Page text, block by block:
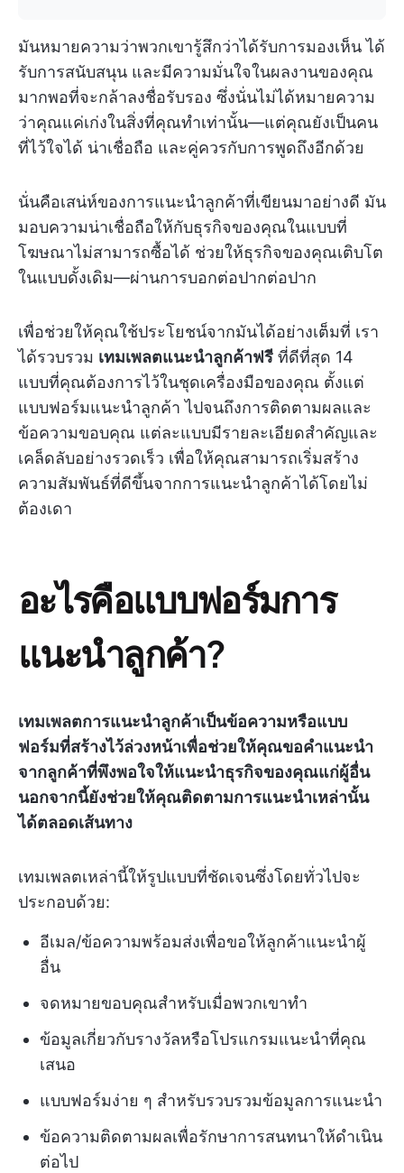
มันหมายความว่าพวกเขารู้สึกว่าได้รับการมองเห็น ได้
รับการสนับสนุน และมีความมั่นใจในผลงานของคุณ
มากพอที่จะกล้าลงชื่อรับรอง ซึ่งนั่นไม่ได้หมายความ
ว่าคุณแค่เก่งในสิ่งที่คุณทำเท่านั้น—แต่คุณยังเป็นคน
ที่ไว้ใจได้ น่าเชื่อถือ และคู่ควรกับการพูดถึงอีกด้วย
นั่นคือเสน่ห์ของการแนะนำลูกค้าที่เขียนมาอย่างดี มัน
มอบความน่าเชื่อถือให้กับธุรกิจของคุณในแบบที่
โฆษณาไม่สามารถซื้อได้ ช่วยให้ธุรกิจของคุณเติบโต
ในแบบดั้งเดิม—ผ่านการบอกต่อปากต่อปาก
เพื่อช่วยให้คุณใช้ประโยชน์จากมันได้อย่างเต็มที่ เรา
ได้รวบรวม เทมเพลตแนะนำลูกค้าฟรี ที่ดีที่สุด 14
แบบที่คุณต้องการไว้ในชุดเครื่องมือของคุณ ตั้งแต่
แบบฟอร์มแนะนำลูกค้า ไปจนถึงการติดตามผลและ
ข้อความขอบคุณ แต่ละแบบมีรายละเอียดสำคัญและ
เคล็ดลับอย่างรวดเร็ว เพื่อให้คุณสามารถเริ่มสร้าง
ความสัมพันธ์ที่ดีขึ้นจากการแนะนำลูกค้าได้โดยไม่
ต้องเดา
อะไรคือแบบฟอร์มการ
แนะนำลูกค้า?
เทมเพลตการแนะนำลูกค้าเป็นข้อความหรือแบบ
ฟอร์มที่สร้างไว้ล่วงหน้าเพื่อช่วยให้คุณขอคำแนะนำ
จากลูกค้าที่พึงพอใจให้แนะนำธุรกิจของคุณแก่ผู้อื่น
นอกจากนี้ยังช่วยให้คุณติดตามการแนะนำเหล่านั้น
ได้ตลอดเส้นทาง
เทมเพลตเหล่านี้ให้รูปแบบที่ชัดเจนซึ่งโดยทั่วไปจะ
ประกอบด้วย:
อีเมล/ข้อความพร้อมส่งเพื่อขอให้ลูกค้าแนะนำผู้
อื่น
จดหมายขอบคุณสำหรับเมื่อพวกเขาทำ
ข้อมูลเกี่ยวกับรางวัลหรือโปรแกรมแนะนำที่คุณ
เสนอ
แบบฟอร์มง่าย ๆ สำหรับรวบรวมข้อมูลการแนะนำ
ข้อความติดตามผลเพื่อรักษาการสนทนาให้ดำเนิน
ต่อไป